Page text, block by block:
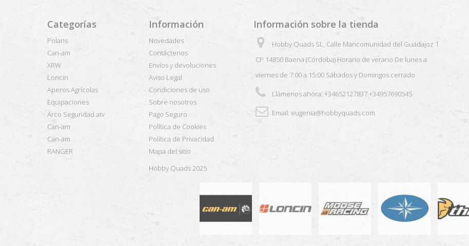
Categorías
Polaris
Can-am
XRW
Loncin
Aperos Agrícolas
Equipaciones
Arco Seguridad atv
Can-am
Can-am
RANGER
Información
Novedades
Contáctenos
Envíos y devoluciones
Aviso Legal
Condiciones de uso
Sobre nosotros
Pago Seguro
Política de Cookies
Política de Privacidad
Mapa del sitio
Hobby Quads 2025
Información sobre la tienda
Hobby Quads SL, Calle Mancomunidad del Guadajoz 1
CP 14850 Baena (Córdoba) Horario de verano De lunes a
viernes de 7:00 a 15:00 Sábados y Domingos cerrado
Llámenos ahora: +34652127837 +34957690545
Email: eugenia@hobbyquads.com